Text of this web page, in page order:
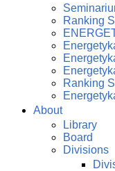
Ranking
Ranking
About
Library
Board
Divisions